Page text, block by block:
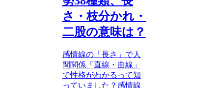
さ・枝分かれ・
二股の意味は？
感情線の「長さ」で人
間関係「直線・曲線」
で性格がわかるって知
っていました？感情線